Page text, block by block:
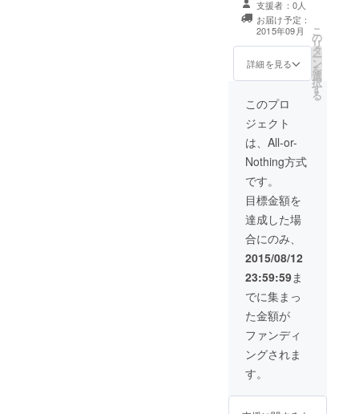
ください。 ・店
内にプレートを
飾らせて頂きま
す。 ・HPにロ
ゴを掲示させて
HP内に
「Powered By
〇〇」の「〇
〇」にお名前を
掲示させて頂き
ます。
支援者：0人
お届け予定：
2015年09月
詳細を見る
こ
の
リ
タ
ー
ン
を
選
択
す
る
このプロ
ジェクト
は、All-or-
Nothing方式
です。
目標金額を
達成した場
合にのみ、
2015/08/12
23:59:59ま
でに集まっ
た金額が
ファンディ
ングされま
す。